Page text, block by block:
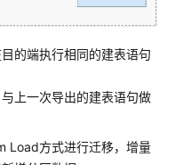
的端执行相同的建表语句
上一次导出的建表语句做
Load方式进行迁移，增量